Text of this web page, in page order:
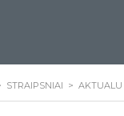
STRAIPSNIAI > AKTUALU